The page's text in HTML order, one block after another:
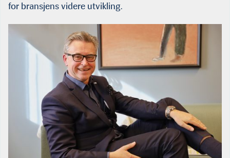
for bransjens videre utvikling.